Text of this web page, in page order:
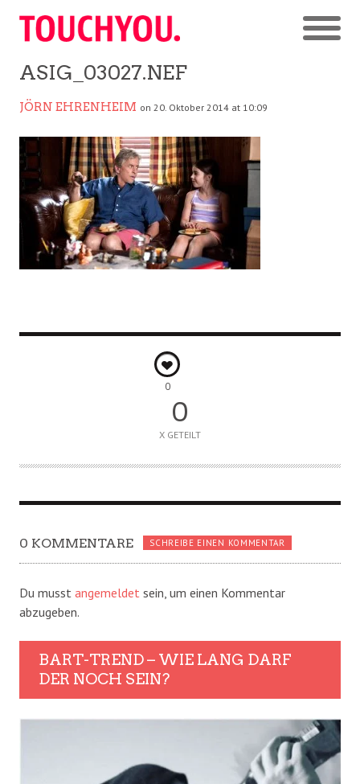
ASIG_03027.NEF
JÖRN EHRENHEIM on 20. Oktober 2014 at 10:09
0
0
X GETEILT
0 KOMMENTARE SCHREIBE EINEN KOMMENTAR
Du musst angemeldet sein, um einen Kommentar
abzugeben.
BART-TREND – WIE LANG DARF
DER NOCH SEIN?